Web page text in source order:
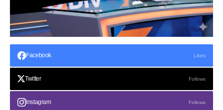
Facebook Likes
Twitter Follows
Instagram Follows